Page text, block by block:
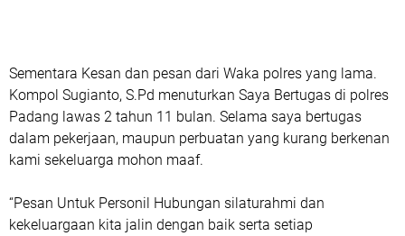
‎Sementara Kesan dan pesan dari Waka polres yang lama.
Kompol Sugianto, S.Pd menuturkan Saya Bertugas di polres
Padang lawas 2 tahun 11 bulan. Selama saya bertugas
dalam pekerjaan, maupun perbuatan yang kurang berkenan
kami sekeluarga mohon maaf.
“Pesan Untuk Personil Hubungan silaturahmi dan
kekeluargaan kita jalin dengan baik serta setiap